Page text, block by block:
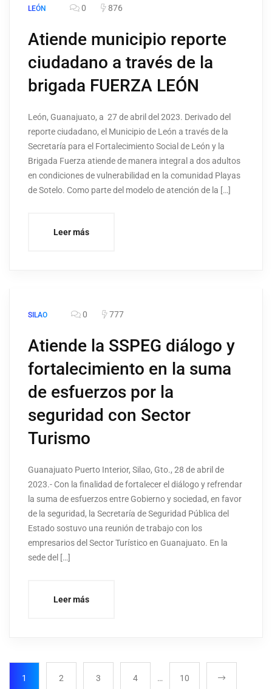
LEÓN 0 876
Atiende municipio reporte
ciudadano a través de la
brigada FUERZA LEÓN
León, Guanajuato, a 27 de abril del 2023. Derivado del
reporte ciudadano, el Municipio de León a través de la
Secretaría para el Fortalecimiento Social de León y la
Brigada Fuerza atiende de manera integral a dos adultos
en condiciones de vulnerabilidad en la comunidad Playas
de Sotelo. Como parte del modelo de atención de la […]
Leer más
SILAO 0 777
Atiende la SSPEG diálogo y
fortalecimiento en la suma
de esfuerzos por la
seguridad con Sector
Turismo
Guanajuato Puerto Interior, Silao, Gto., 28 de abril de
2023.- Con la finalidad de fortalecer el diálogo y refrendar
la suma de esfuerzos entre Gobierno y sociedad, en favor
de la seguridad, la Secretaría de Seguridad Pública del
Estado sostuvo una reunión de trabajo con los
empresarios del Sector Turístico en Guanajuato. En la
sede del […]
Leer más
1 2 3 4 … 10